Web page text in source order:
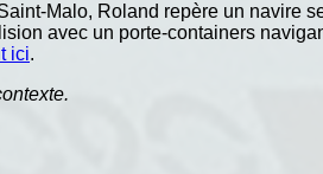
Malo, Roland repère un navire
avec un porte-containers
ici.